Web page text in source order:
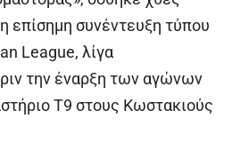
επίσημη συνέντευξη τύπου
League, λίγα
την έναρξη των αγώνων
Τ9 στους Κωστακιούς